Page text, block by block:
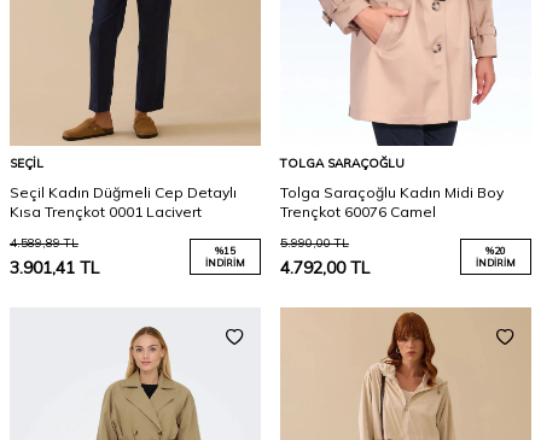
SEÇIL
Seçil Kadın Düğmeli Cep Detaylı
Kısa Trençkot 0001 Lacivert
4.589,89TL
3.901,41 TL
%15
İNDIRIM
TOLGA SARAÇOĞLU
Tolga Saraçoğlu Kadın Midi Boy
Trençkot 60076 Camel
5.990,00TL
4.792,00TL
%20
İNDIRIM